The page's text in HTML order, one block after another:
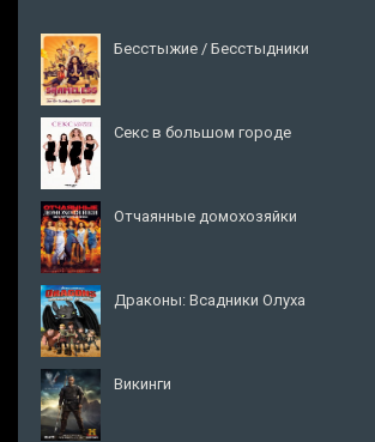
Бесстыжие / Бесстыдники
Секс в большом городе
Отчаянные домохозяйки
Драконы: Всадники Олуха
Викинги